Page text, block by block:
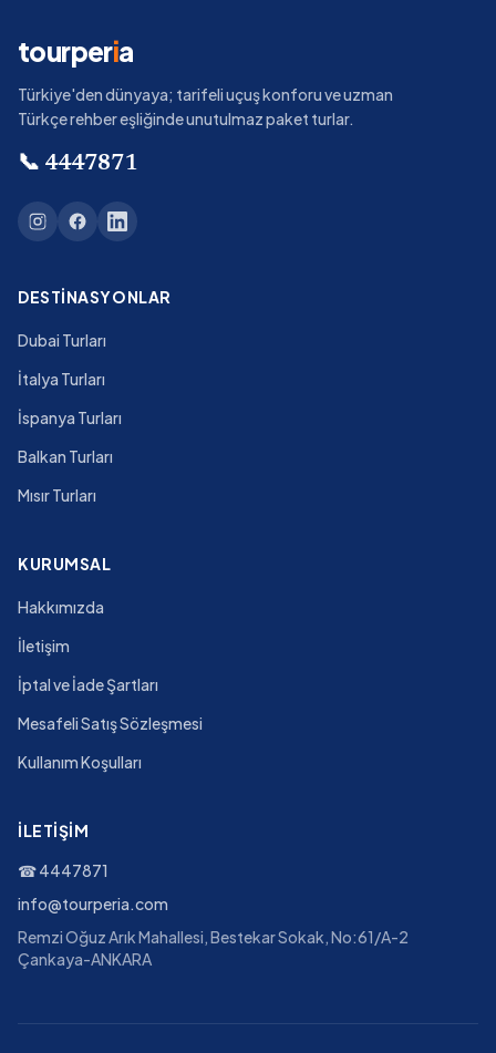
tourperia
Türkiye'den dünyaya; tarifeli uçuş konforu ve uzman
Türkçe rehber eşliğinde unutulmaz paket turlar.
📞 4447871
DESTINASYONLAR
Dubai Turları
İtalya Turları
İspanya Turları
Balkan Turları
Mısır Turları
KURUMSAL
Hakkımızda
İletişim
İptal ve İade Şartları
Mesafeli Satış Sözleşmesi
Kullanım Koşulları
İLETIŞIM
☎4447871
info@tourperia.com
Remzi Oğuz Arık Mahallesi, Bestekar Sokak, No:61/A-2
Çankaya-ANKARA